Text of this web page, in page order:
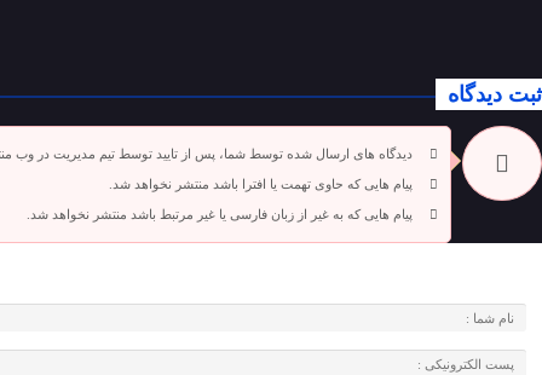
ثبت دیدگاه
دیدگاه های ارسال شده توسط شما، پس از تایید توسط تیم مدیریت در وب
پیام هایی که حاوی تهمت یا افترا باشد منتشر نخواهد شد.
پیام هایی که به غیر از زبان فارسی یا غیر مرتبط باشد منتشر نخواهد شد.